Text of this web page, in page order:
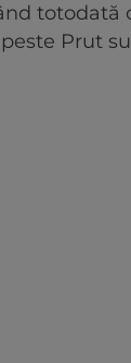
totodată
Prut